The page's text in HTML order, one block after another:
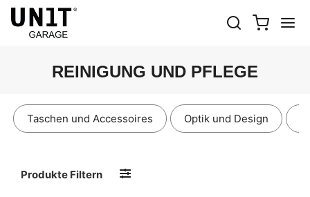
REINIGUNG UND PFLEGE
Taschen und Accessoires Optik und Design
Produkte Filtern